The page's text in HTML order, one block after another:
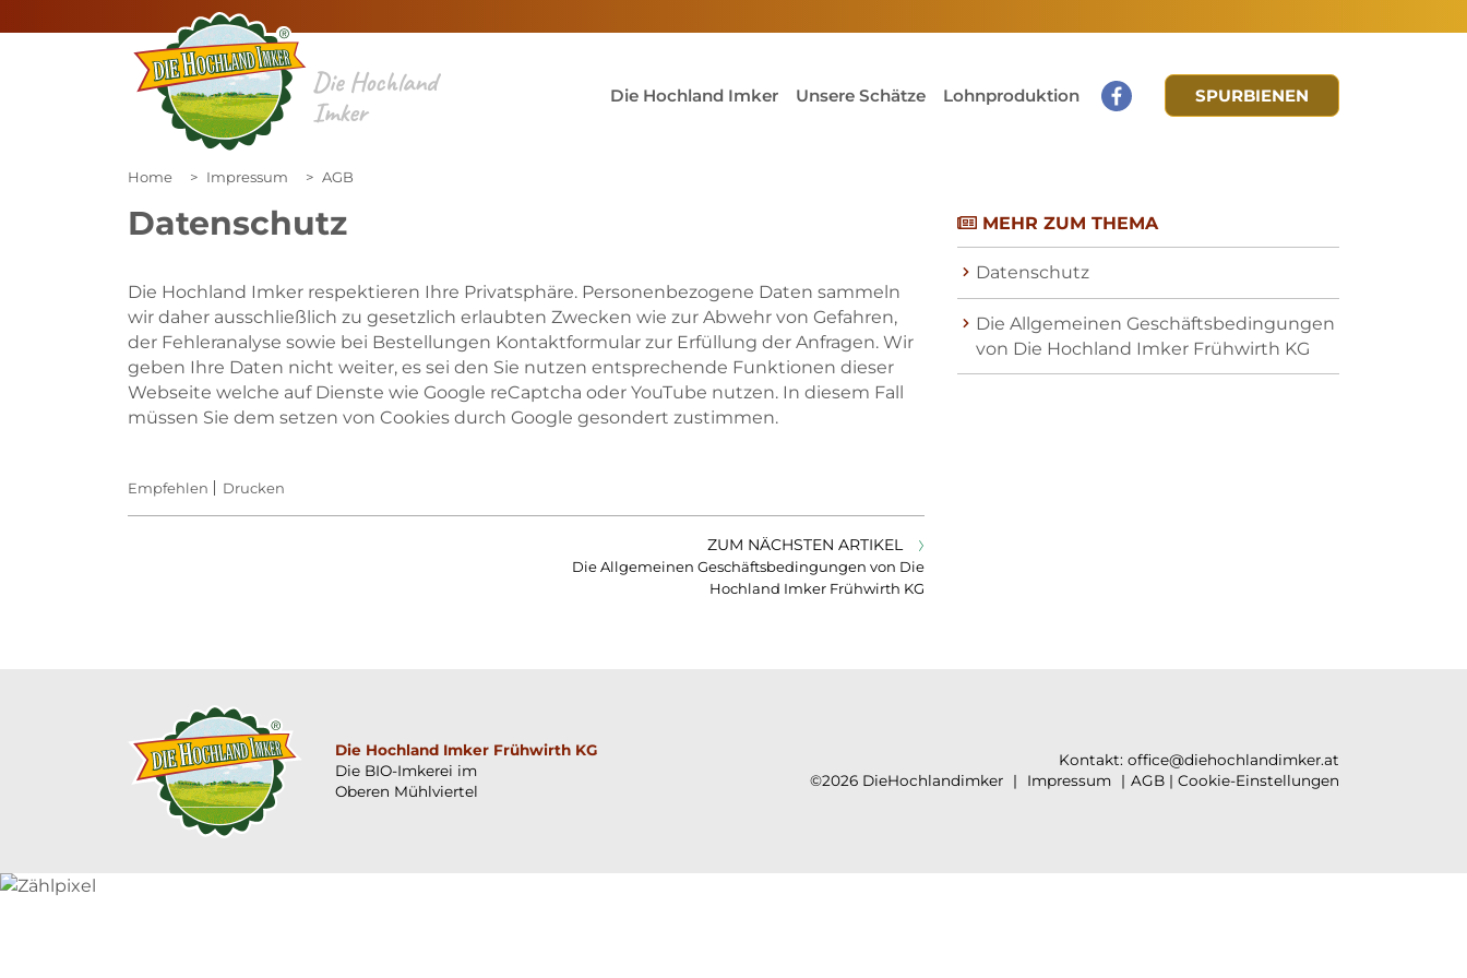
Skip to main content
Skip to main content
Die Hochland
Imker
Die Hochland Imker Unsere Schätze Lohnproduktion SPURBIENEN
Home Impressum AGB
Datenschutz
Die Hochland Imker respektieren Ihre Privatsphäre. Personenbezogene Daten sammeln
wir daher ausschließlich zu gesetzlich erlaubten Zwecken wie zur Abwehr von Gefahren,
der Fehleranalyse sowie bei Bestellungen Kontaktformular zur Erfüllung der Anfragen. Wir
geben Ihre Daten nicht weiter, es sei den Sie nutzen entsprechende Funktionen dieser
Webseite welche auf Dienste wie Google reCaptcha oder YouTube nutzen. In diesem Fall
müssen Sie dem setzen von Cookies durch Google gesondert zustimmen.
Drucken
Empfehlen
ZUM NÄCHSTEN ARTIKEL
Die Allgemeinen Geschäftsbedingungen von Die
Hochland Imker Frühwirth KG
MEHR ZUM THEMA
Datenschutz
Die Allgemeinen Geschäftsbedingungen
von Die Hochland Imker Frühwirth KG
Die Hochland Imker Frühwirth KG
Die BIO-Imkerei im
Oberen Mühlviertel
Kontakt: office@diehochlandimker.at
©2026 DieHochlandimker
Impressum AGB | Cookie-Einstellungen